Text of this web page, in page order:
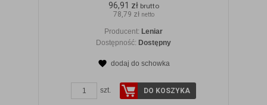
96,91 zł brutto
78,79 zł netto
Producent: Leniar
Dostępność: Dostępny
dodaj do schowka
szt. DO KOSZYKA